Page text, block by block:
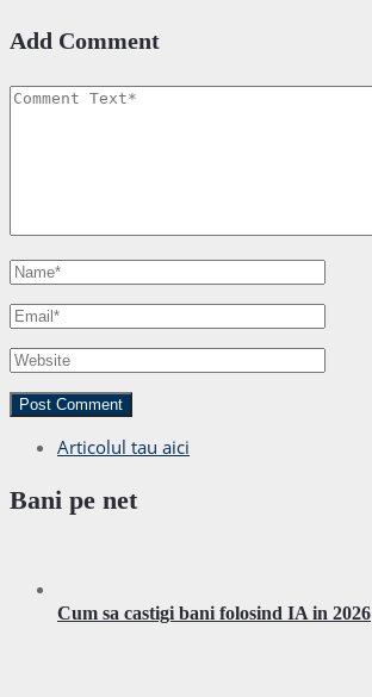
Add Comment
Articolul tau aici
Bani pe net
Cum sa castigi bani folosind IA in 2026